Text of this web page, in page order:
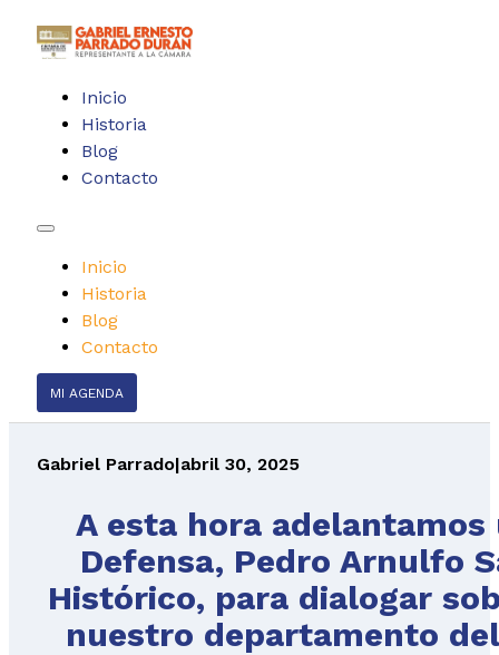
Inicio
Historia
Blog
Contacto
Inicio
Historia
Blog
Contacto
MI AGENDA
Gabriel Parrado|abril 30, 2025
A esta hora
Defensa, Pedro Arnulfo
Histórico, para dialogar
nuestro departamento